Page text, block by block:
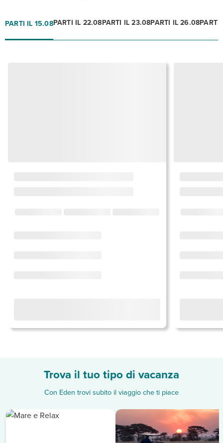
PARTI IL 15.08PARTI IL 22.08PARTI IL 23.08PARTI IL 26.08PARTI
Trova il tuo tipo di vacanza
Con Eden trovi subito il viaggio che ti piace